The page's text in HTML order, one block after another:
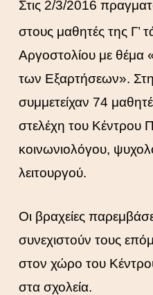
Στις 2/3/2016
στους μαθητές της Γ’
Αργοστολίου με θέμα
των Εξαρτήσεων».
συμμετείχαν 74
στελέχη του Κέντρου
κοινωνιολόγου,
λειτουργού.
Οι βραχείες
συνεχιστούν τους
στον χώρο του
στα σχολεία.